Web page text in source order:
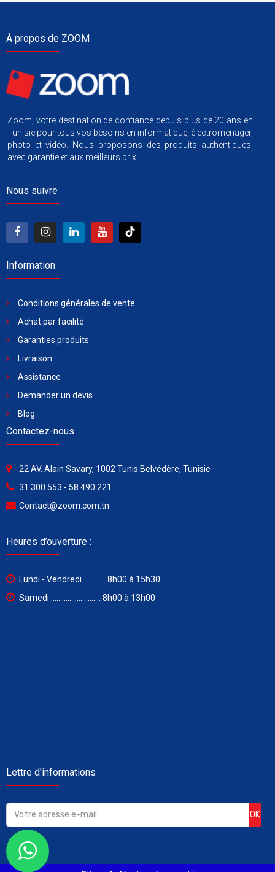
À propos de ZOOM
Zoom, votre destination de confiance depuis plus de 20 ans en
Tunisie pour tous vos besoins en informatique, électroménager,
photo et vidéo. Nous proposons des produits authentiques,
avec garantie et aux meilleurs prix.
Nous suivre
Information
Conditions générales de vente
Achat par facilité
Garanties produits
Livraison
Assistance
Demander un devis
Blog
Contactez-nous
22 AV. Alain Savary, 1002 Tunis Belvédère, Tunisie
31 300 553 - 58 490 221
Contact@zoom.com.tn
Heures d’ouverture :
Lundi - Vendredi ............ 8h00 à 15h30
Samedi ........................... 8h00 à 13h00
Lettre d'informations
OK